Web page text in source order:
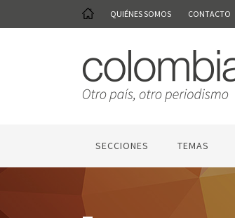
QUIÉNES SOMOS CONTACTO
SECCIONES TEMAS